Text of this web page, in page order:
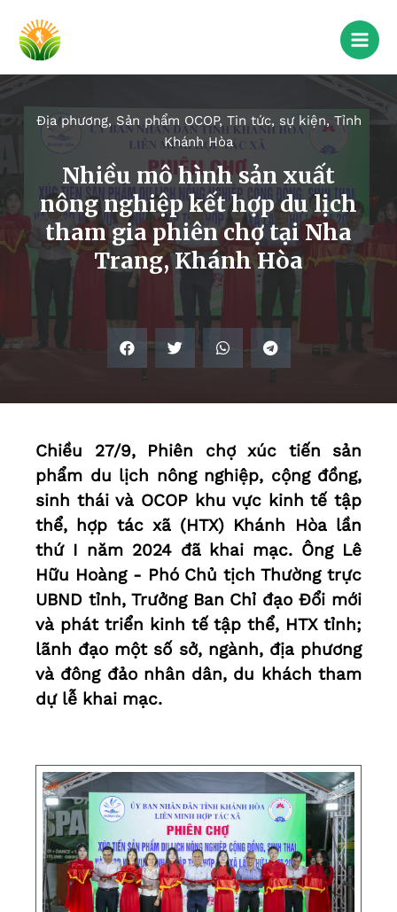
Địa phương, Sản phẩm OCOP, Tin tức, sự kiện,Tỉnh
Khánh Hòa
Nhiều mô hình sản xuất
nông nghiệp kết hợp du lịch
tham gia phiên chợ tại Nha
Trang, Khánh Hòa
Chiều 27/9, Phiên chợ xúc tiến sản
phẩm du lịch nông nghiệp, cộng đồng,
sinh thái và OCOP khu vực kinh tế tập
thể, hợp tác xã (HTX) Khánh Hòa lần
thứ I năm 2024 đã khai mạc. Ông Lê
Hữu Hoàng - Phó Chủ tịch Thường trực
UBND tỉnh, Trưởng Ban Chỉ đạo Đổi mới
và phát triển kinh tế tập thể, HTX tỉnh;
lãnh đạo một số sở, ngành, địa phương
và đông đảo nhân dân, du khách tham
dự lễ khai mạc.